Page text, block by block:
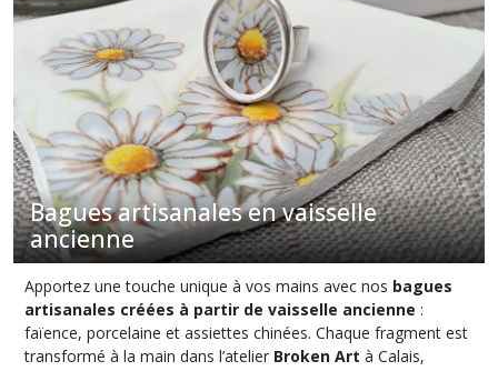
Bagues artisanales en vaisselle
ancienne
Apportez une touche unique à vos mains avec nos bagues
artisanales créées à partir de vaisselle ancienne :
faïence, porcelaine et assiettes chinées. Chaque fragment est
transformé à la main dans l’atelier Broken Art à Calais,
et
porcelaine
(85)
Colliers
et
sautoirs
en
faïence
et
porcelaine
(70)
Bracelets
en